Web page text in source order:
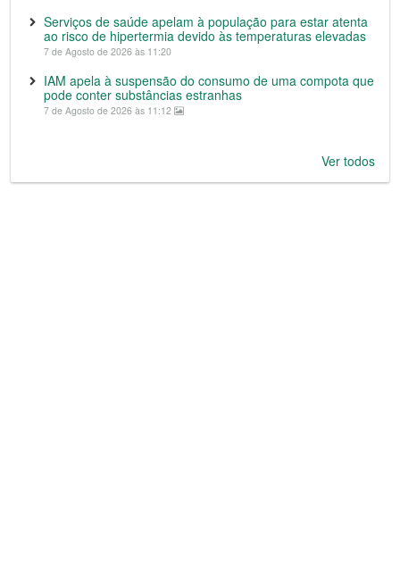
Serviços de saúde apelam à população para estar atenta
ao risco de hipertermia devido às temperaturas elevadas
7 de Agosto de 2026 às 11:20
IAM apela à suspensão do consumo de uma compota que
pode conter substâncias estranhas
7 de Agosto de 2026 às 11:12
Ver todos